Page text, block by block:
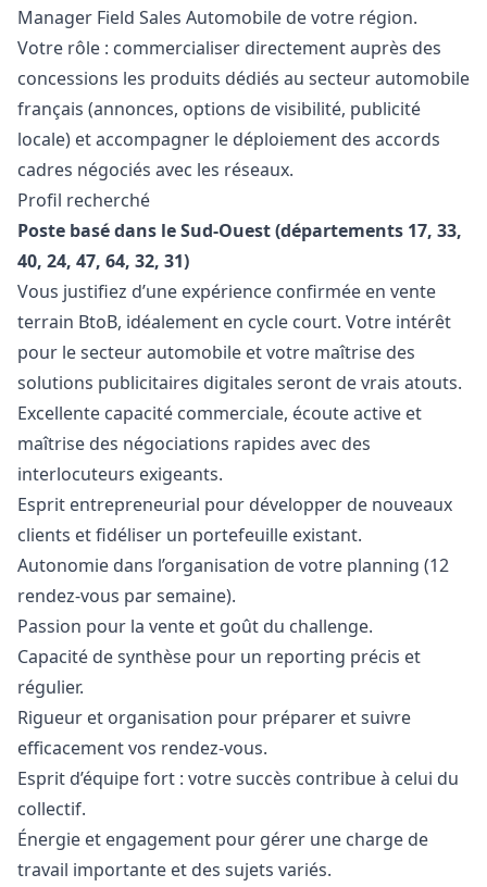
Manager Field Sales Automobile de votre région.
Votre rôle : commercialiser directement auprès des
concessions les produits dédiés au secteur automobile
français (annonces, options de visibilité, publicité
locale) et accompagner le déploiement des accords
cadres négociés avec les réseaux.
Profil recherché
Poste basé dans le Sud-Ouest (départements 17, 33,
40, 24, 47, 64, 32, 31)
Vous justifiez d’une expérience confirmée en vente
terrain BtoB, idéalement en cycle court. Votre intérêt
pour le secteur automobile et votre maîtrise des
solutions publicitaires digitales seront de vrais atouts.
Excellente capacité commerciale, écoute active et
maîtrise des négociations rapides avec des
interlocuteurs exigeants.
Esprit entrepreneurial pour développer de nouveaux
clients et fidéliser un portefeuille existant.
Autonomie dans l’organisation de votre planning (12
rendez-vous par semaine).
Passion pour la vente et goût du challenge.
Capacité de synthèse pour un reporting précis et
régulier.
Rigueur et organisation pour préparer et suivre
efficacement vos rendez-vous.
Esprit d’équipe fort : votre succès contribue à celui du
collectif.
Énergie et engagement pour gérer une charge de
travail importante et des sujets variés.